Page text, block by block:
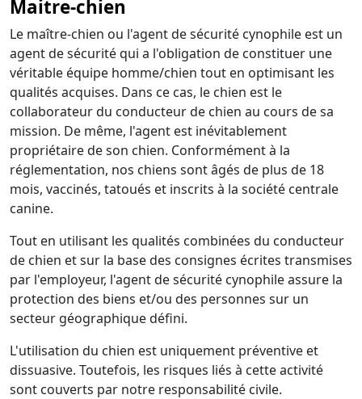
Maitre-chien
Le maître-chien ou l'agent de sécurité cynophile est un
agent de sécurité qui a l'obligation de constituer une
véritable équipe homme/chien tout en optimisant les
qualités acquises. Dans ce cas, le chien est le
collaborateur du conducteur de chien au cours de sa
mission. De même, l'agent est inévitablement
propriétaire de son chien. Conformément à la
réglementation, nos chiens sont âgés de plus de 18
mois, vaccinés, tatoués et inscrits à la société centrale
canine.
Tout en utilisant les qualités combinées du conducteur
de chien et sur la base des consignes écrites transmises
par l'employeur, l'agent de sécurité cynophile assure la
protection des biens et/ou des personnes sur un
secteur géographique défini.
L'utilisation du chien est uniquement préventive et
dissuasive. Toutefois, les risques liés à cette activité
sont couverts par notre responsabilité civile.